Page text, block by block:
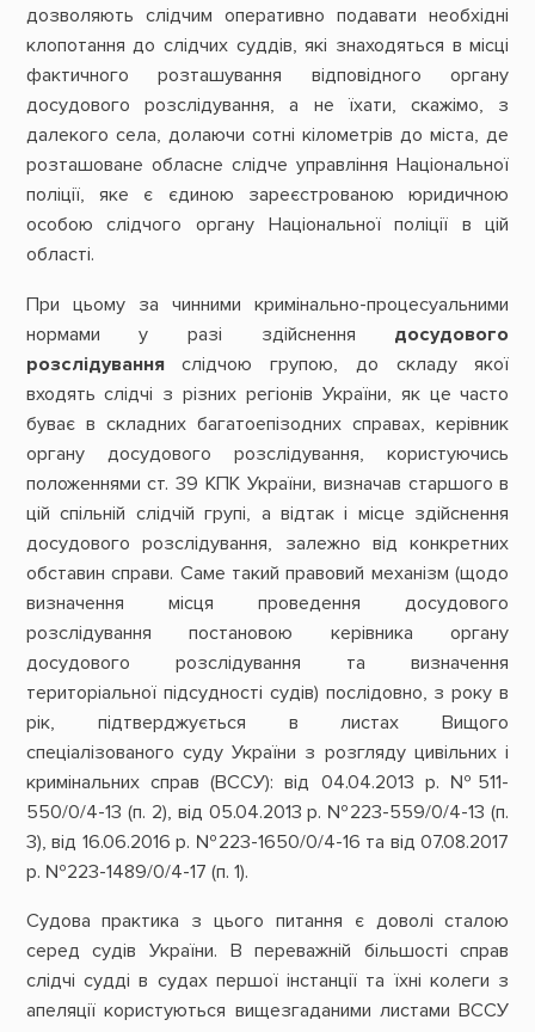
дозволяють слідчим оперативно подавати необхідні
клопотання до слідчих суддів, які знаходяться в місці
фактичного розташування відповідного органу
досудового розслідування, а не їхати, скажімо, з
далекого села, долаючи сотні кілометрів до міста, де
розташоване обласне слідче управління Національної
поліції, яке є єдиною зареєстрованою юридичною
особою слідчого органу Національної поліції в цій
області.
При цьому за чинними кримінально-процесуальними
нормами у разі здійснення досудового
розслідуванняслідчою групою, до складу якої
входять слідчі з різних регіонів України, як це часто
буває в складних багатоепізодних справах, керівник
органу досудового розслідування, користуючись
положеннями ст. 39 КПК України, визначав старшого в
цій спільній слідчій групі, а відтак і місце здійснення
досудового розслідування, залежно від конкретних
обставин справи. Саме такий правовий механізм (щодо
визначення місця проведення досудового
розслідування постановою керівника органу
досудового розслідування та визначення
територіальної підсудності судів) послідовно, з року в
рік, підтверджується в листах Вищого
спеціалізованого суду України з розгляду цивільних і
кримінальних справ (ВССУ): від 04.04.2013 р. №511-
550/0/4-13 (п. 2), від 05.04.2013 р. №223-559/0/4-13 (п.
3), від 16.06.2016 р. №223-1650/0/4-16 та від 07.08.2017
р. №223-1489/0/4-17 (п. 1).
Судова практика з цього питання є доволі сталою
серед судів України. В переважній більшості справ
слідчі судді в судах першої інстанції та їхні колеги з
апеляції користуються вищезгаданими листами ВССУ